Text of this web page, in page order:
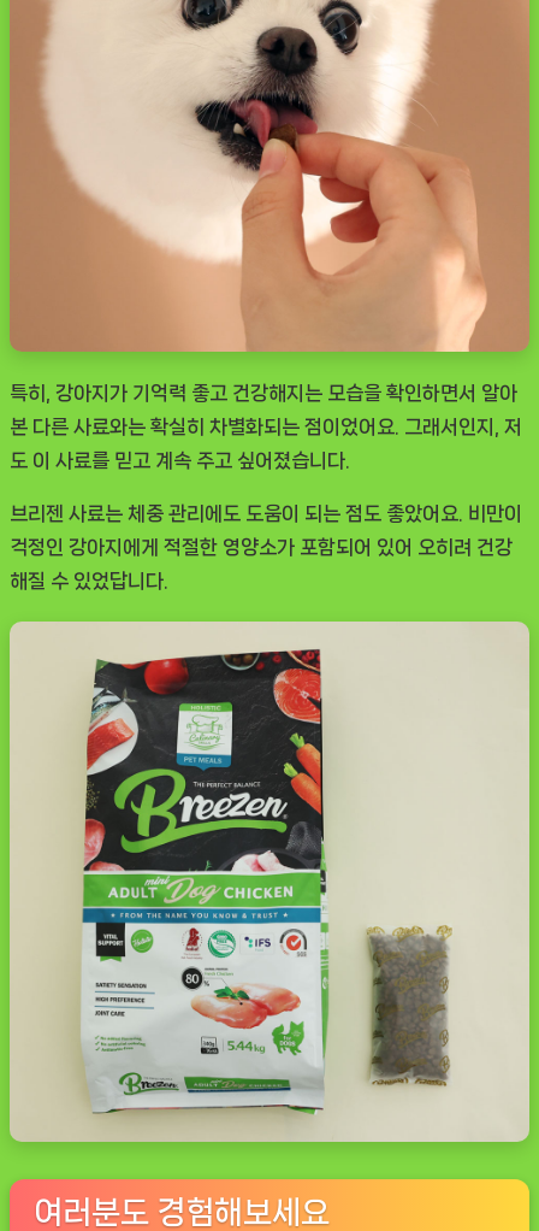
특히, 강아지가 기억력 좋고 건강해지는 모습을 확인하면서 알아
본 다른 사료와는 확실히 차별화되는 점이었어요. 그래서인지, 저
도 이 사료를 믿고 계속 주고 싶어졌습니다.
브리젠 사료는 체중 관리에도 도움이 되는 점도 좋았어요. 비만이
걱정인 강아지에게 적절한 영양소가 포함되어 있어 오히려 건강
해질 수 있었답니다.
여러분도 경험해보세요